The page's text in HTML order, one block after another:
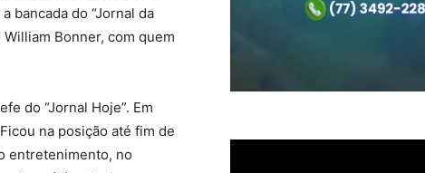
bancada do “Jornal da
Bonner, com quem
do “Jornal Hoje”. Em
na posição até fim de
entretenimento, no